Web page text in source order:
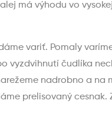
má výhodu vo
variť. Pomaly
vyzdvihnutí čudlíka
nadrobno a
prelisovaný